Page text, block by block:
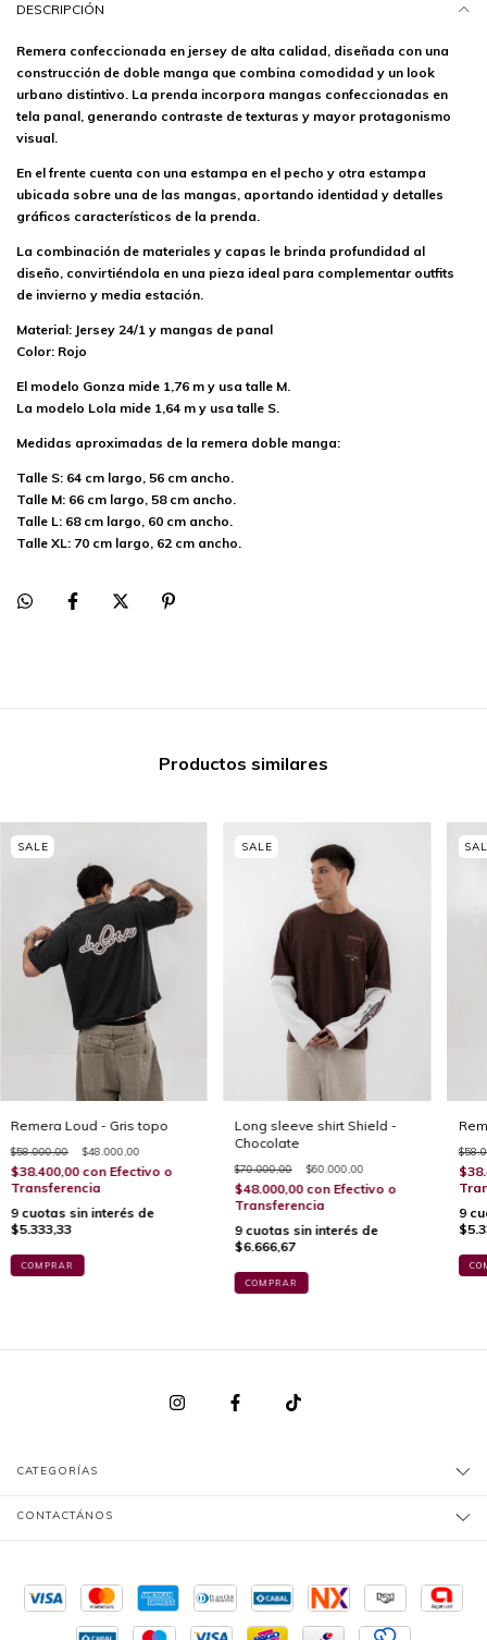
DESCRIPCIÓN
Remera confeccionada en jersey de alta calidad, diseñada con una
construcción de doble manga que combina comodidad y un look
urbano distintivo. La prenda incorpora mangas confeccionadas en
tela panal, generando contraste de texturas y mayor protagonismo
visual.
En el frente cuenta con una estampa en el pecho y otra estampa
ubicada sobre una de las mangas, aportando identidad y detalles
gráficos característicos de la prenda.
La combinación de materiales y capas le brinda profundidad al
diseño, convirtiéndola en una pieza ideal para complementar outfits
de invierno y media estación.
Material: Jersey 24/1 y mangas de panal
Color: Rojo
El modelo Gonza mide 1,76 m y usa talle M.
La modelo Lola mide 1,64 m y usa talle S.
Medidas aproximadas de la remera doble manga:
Talle S: 64 cm largo, 56 cm ancho.
Talle M: 66 cm largo, 58 cm ancho.
Talle L: 68 cm largo, 60 cm ancho.
Talle XL: 70 cm largo, 62 cm ancho.
Productos similares
Remera Loud - Gris topo
$58.000,00 $48.000,00
$38.400,00 con Efectivo o
Transferencia
9 cuotas sin interés de
$5.333,33
COMPRAR
Long sleeve shirt Shield -
Chocolate
$70.000,00 $60.000,00
$48.000,00 con Efectivo o
Transferencia
9 cuotas sin interés de
$6.666,67
COMPRAR
9
CATEGORÍAS
CONTACTÁNOS